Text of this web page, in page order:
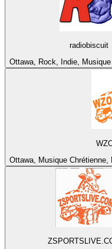
radiobiscuit
Ottawa, Rock, Indie,
Ottawa, Musique Chrétienne,